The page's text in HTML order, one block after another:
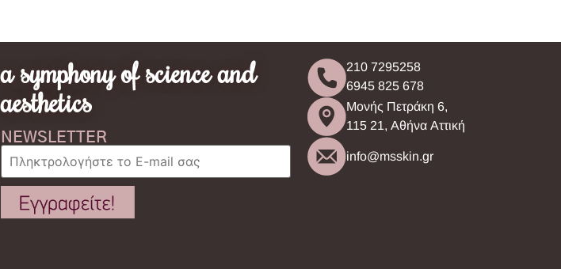
a symphony of science and
aesthetics
NEWSLETTER
210 7295258
6945 825 678
Μονής Πετράκη 6,
115 21, Αθήνα Αττική
info@msskin.gr